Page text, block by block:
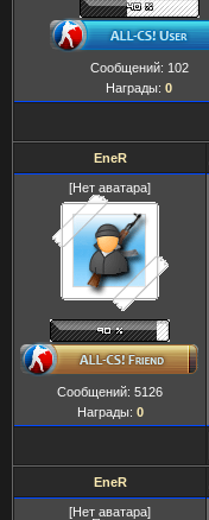
Сообщений: 102
Награды: 0
EneR
[Нет аватара]
Сообщений: 5126
Награды: 0
EneR
[Нет аватара]